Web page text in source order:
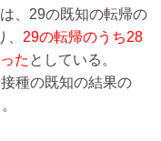
、29の既知の転帰の
29の転帰のうち28
た としている。
種の既知の結果の